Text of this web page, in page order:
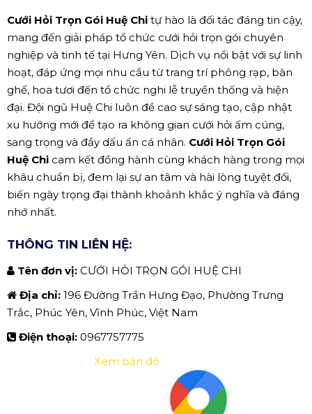
Cưới Hỏi Trọn Gói Huệ Chi tự hào là đối tác đáng tin cậy,
mang đến giải pháp tổ chức cưới hỏi trọn gói chuyên
nghiệp và tinh tế tại Hưng Yên. Dịch vụ nổi bật với sự linh
hoạt, đáp ứng mọi nhu cầu từ trang trí phông rạp, bàn
ghế, hoa tươi đến tổ chức nghi lễ truyền thống và hiện
đại. Đội ngũ Huệ Chi luôn đề cao sự sáng tạo, cập nhật
xu hướng mới để tạo ra không gian cưới hỏi ấm cúng,
sang trọng và đầy dấu ấn cá nhân. Cưới Hỏi Trọn Gói
Huệ Chi cam kết đồng hành cùng khách hàng trong mọi
khâu chuẩn bị, đem lại sự an tâm và hài lòng tuyệt đối,
biến ngày trọng đại thành khoảnh khắc ý nghĩa và đáng
nhớ nhất.
THÔNG TIN LIÊN HỆ:
Tên đơn vị: CƯỚI HỎI TRỌN GÓI HUỆ CHI
Địa chỉ: 196 Đường Trần Hưng Đạo, Phường Trưng
Trắc, Phúc Yên, Vĩnh Phúc, Việt Nam
Điện thoại: 0967757775
Xem bản đồ